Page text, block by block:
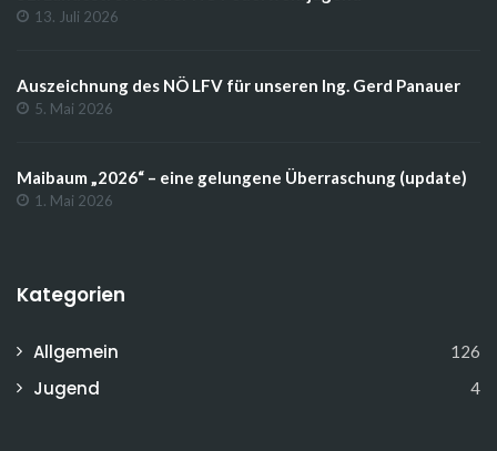
13. Juli 2026
Auszeichnung des NÖ LFV für unseren Ing. Gerd Panauer
5. Mai 2026
Maibaum „2026“ – eine gelungene Überraschung (update)
1. Mai 2026
Kategorien
Allgemein 126
Jugend 4